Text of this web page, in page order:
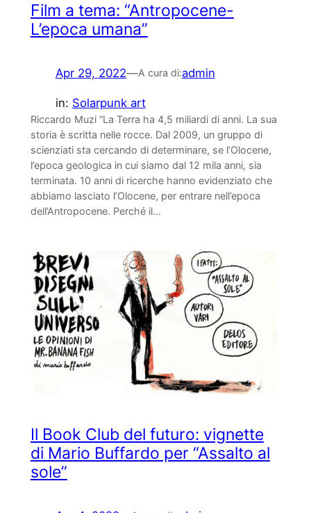
Film a tema: “Antropocene-
L’epoca umana”
Apr 29, 2022—A cura di:admin
in: Solarpunk art
Riccardo Muzi “La Terra ha 4,5 miliardi di anni. La sua
storia è scritta nelle rocce. Dal 2009, un gruppo di
scienziati sta cercando di determinare, se l’Olocene,
l’epoca geologica in cui siamo dal 12 mila anni, sia
terminata. 10 anni di ricerche hanno evidenziato che
abbiamo lasciato l’Olocene, per entrare nell’epoca
dell’Antropocene. Perché il…
Il Book Club del futuro: vignette
di Mario Buffardo per “Assalto al
sole”